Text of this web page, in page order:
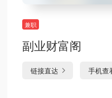
兼职
副业财富阁
链接直达 手机查